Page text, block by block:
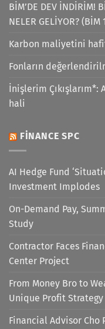
BİM’DE DEV İNDİRİM!
NELER GELİYOR? (BİM
Karbon maliyetini
Fonların
İnişlerim Çıkışlarım*:
hali
FINANCE SPC
AI Hedge Fund
Investment Implodes
On-Demand Pay,
Study
Contractor Faces
Center Project
From Money Bro to
Unique Profit Strategy
Financial Advisor